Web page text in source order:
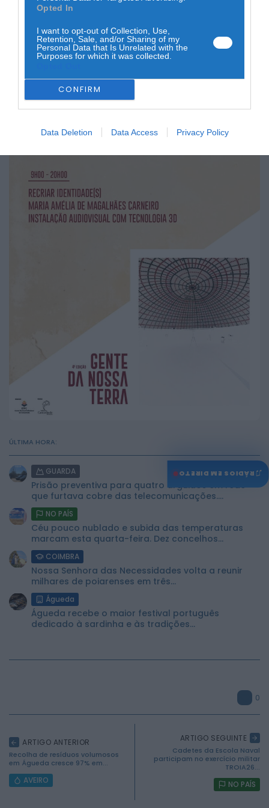
Opted In
I want to opt-out of Collection, Use,
Retention, Sale, and/or Sharing of my
Personal Data that Is Unrelated with the
Purposes for which it was collected.
CONFIRM
Data Deletion Data Access Privacy Policy
2026 Mundial FM. Todos os direitos reservados.
O projeto resulta de um trabalho coletivo desenvolvido
pelos alunos da escola, que procuraram cruzar inovação
obra que se reinventa continuamente ao longo da
experiência.
Durante cinco dias, o público é desafiado a entrar num
memória e criação contemporânea, numa homenagem a
uma figura ligada à história e à comunidade local.
ÚLTIMA HORA:
GUARDA
Prisão preventiva para quatro arguidos em rede
que furtava cobre das telecomunicações....
NO PAÍS
Céu pouco nublado e subida das temperaturas
marcam esta quarta-feira. Dez concelhos...
COIMBRA
Nossa Senhora das Necessidades volta a reunir
milhares de poiarenses em três...
Águeda
Águeda recebe o maior festival português
dedicado à sardinha e às tradições...
0
ARTIGO ANTERIOR
Recolha de resíduos volumosos
em Águeda cresce 97% em...
AVEIRO
ARTIGO SEGUINTE
Cadetes da Escola Naval
participam no exercício militar
TROIA26...
NO PAÍS
♫
RÁDIOS EM DIRETO